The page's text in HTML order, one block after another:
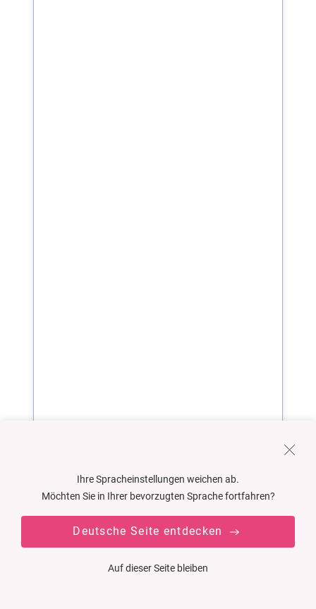
Ihre Spracheinstellungen weichen ab.
Möchten Sie in Ihrer bevorzugten Sprache fortfahren?
Deutsche Seite entdecken
Auf dieser Seite bleiben